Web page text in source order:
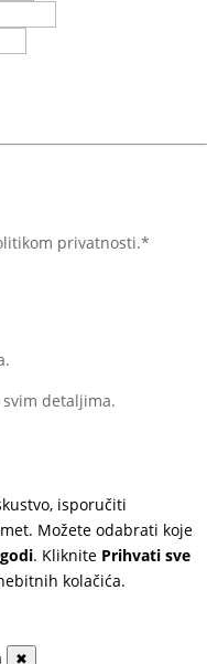
privatnosti.*
detaljima.
isporučiti
Možete odabrati koje
. Kliknite Prihvati sve
kolačića.
✖